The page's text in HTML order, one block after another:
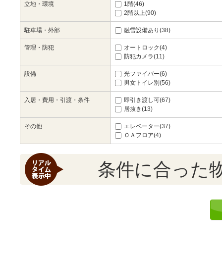
立地・環境
1階(46)
2階以上(90)
駐車場・外部 融雪設備あり(38)
管理・防犯
オートロック(4)
防犯カメラ(11)
設備
光ファイバー(6)
男女トイレ別(56)
入居・費用・引渡・条件
即引き渡し可(67)
居抜き(13)
その他
エレベーター(37)
ＯＡフロア(4)
条件に合った